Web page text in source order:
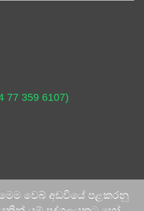
77 359 6107)
මෙම වෙබ් අඩවියේ පළකරනු